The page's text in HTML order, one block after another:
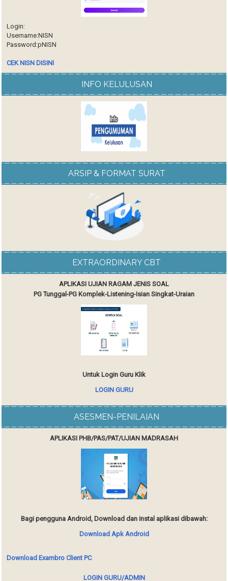
Login:
Username:NISN
Password:pNISN
CEK NISN DISINI
INFO KELULUSAN
ARSIP & FORMAT SURAT
EXTRAORDINARY CBT
APLIKASI UJIAN RAGAM JENIS SOAL
PG Tunggal-PG Komplek-Listening-Isian Singkat-Uraian
Untuk Login Guru Klik
LOGIN GURU
ASESMEN-PENILAIAN
APLIKASI PHB/PAS/PAT/UJIAN MADRASAH
Bagi pengguna Android, Download dan instal aplikasi dibawah:
Download Apk Android
Download Exambro Client PC
LOGIN GURU/ADMIN